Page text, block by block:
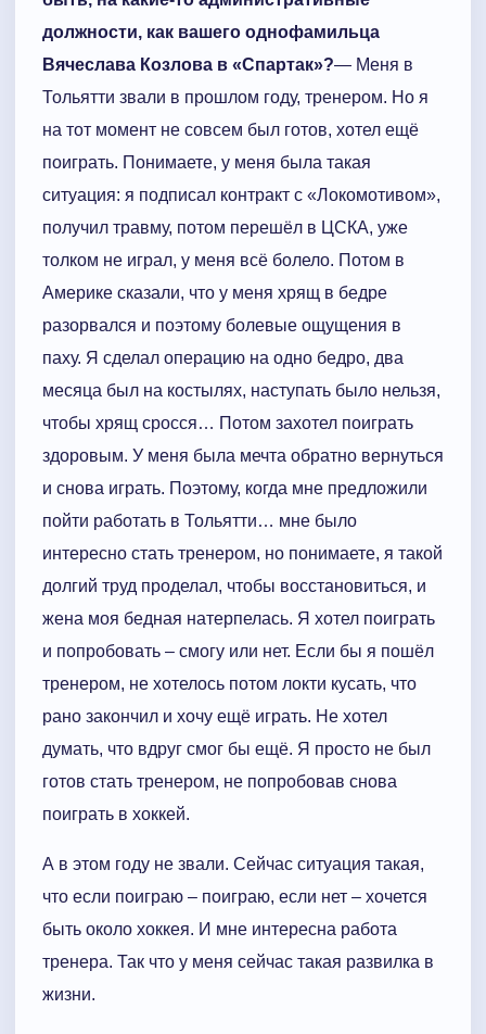
должности, как вашего однофамильца
Вячеслава Козлова в «Спартак»?— Меня в
Тольятти звали в прошлом году, тренером. Но я
на тот момент не совсем был готов, хотел ещё
поиграть. Понимаете, у меня была такая
ситуация: я подписал контракт с «Локомотивом»,
получил травму, потом перешёл в ЦСКА, уже
толком не играл, у меня всё болело. Потом в
Америке сказали, что у меня хрящ в бедре
разорвался и поэтому болевые ощущения в
паху. Я сделал операцию на одно бедро, два
месяца был на костылях, наступать было нельзя,
чтобы хрящ сросся… Потом захотел поиграть
здоровым. У меня была мечта обратно вернуться
и снова играть. Поэтому, когда мне предложили
пойти работать в Тольятти… мне было
интересно стать тренером, но понимаете, я такой
долгий труд проделал, чтобы восстановиться, и
жена моя бедная натерпелась. Я хотел поиграть
и попробовать – смогу или нет. Если бы я пошёл
тренером, не хотелось потом локти кусать, что
рано закончил и хочу ещё играть. Не хотел
думать, что вдруг смог бы ещё. Я просто не был
готов стать тренером, не попробовав снова
поиграть в хоккей.
А в этом году не звали. Сейчас ситуация такая,
что если поиграю – поиграю, если нет – хочется
быть около хоккея. И мне интересна работа
тренера. Так что у меня сейчас такая развилка в
жизни.